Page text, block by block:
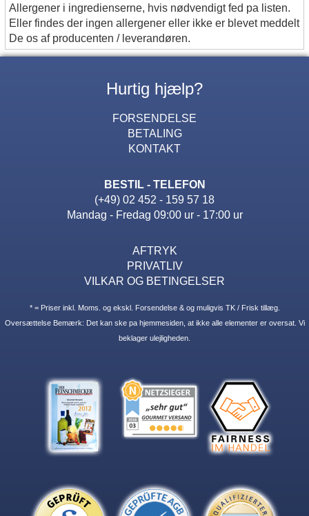
Allergener i ingredienserne, hvis nødvendigt fed pa listen.
Eller findes der ingen allergener eller ikke er blevet meddelt
De os af producenten / leverandøren.
Hurtig hjælp?
FORSENDELSE
BETALING
KONTAKT
BESTIL - TELEFON
(+49) 02 452 - 159 57 18
Mandag - Fredag 09:00 ur - 17:00 ur
AFTRYK
PRIVATLIV
VILKAR OG BETINGELSER
* = Priser inkl. Moms. og ekskl. Forsendelse & og muligvis TK / Frisk tillæg.
Oversættelse Bemærk: Det kan ske pa hjemmesiden, at ikke alle elementer er oversat. Vi
beklager ulejligheden.